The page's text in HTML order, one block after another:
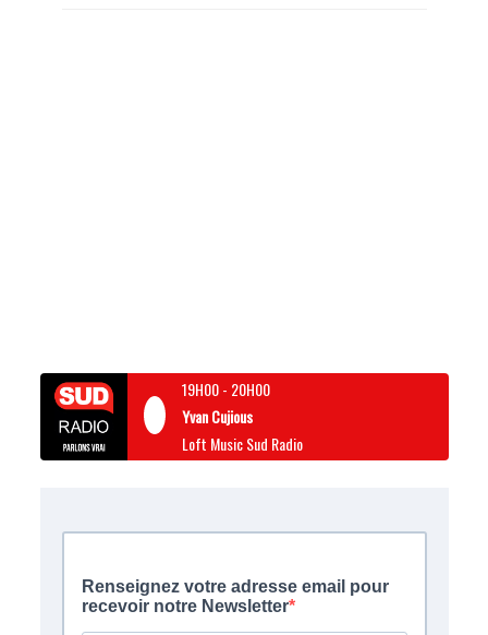
19H00- 20H00
Yvan Cujious
Loft Music Sud Radio